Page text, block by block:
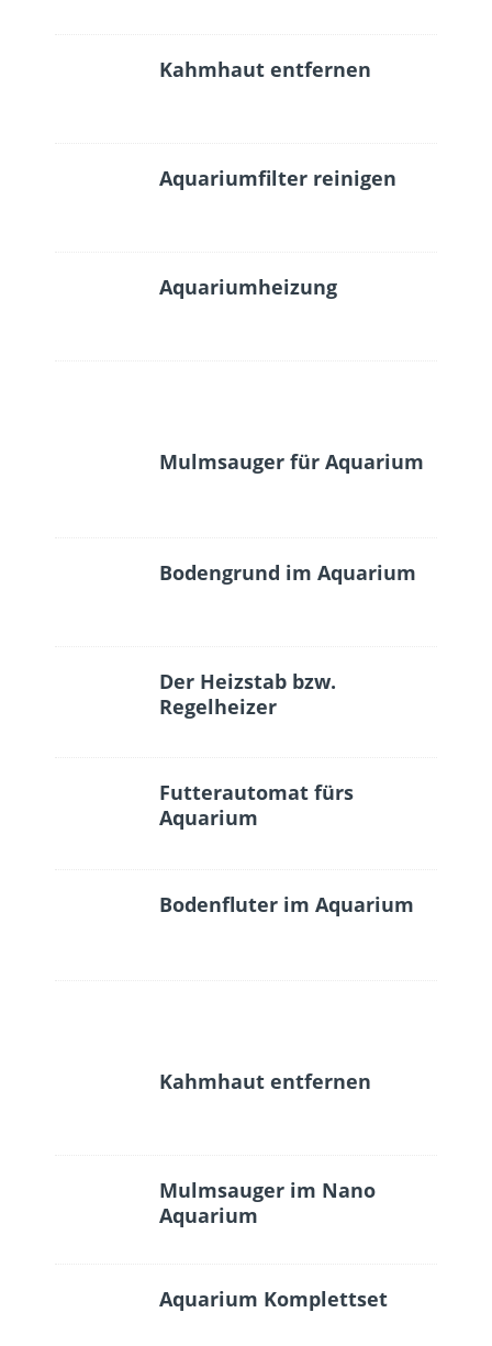
Kahmhaut entfernen
Aquariumfilter reinigen
Aquariumheizung
Mulmsauger für Aquarium
Bodengrund im Aquarium
Der Heizstab bzw.
Regelheizer
Futterautomat fürs
Aquarium
Bodenfluter im Aquarium
Kahmhaut entfernen
Mulmsauger im Nano
Aquarium
Aquarium Komplettset